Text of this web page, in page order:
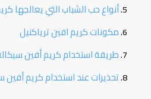
أنواع حب الشباب التي يعالجها
مكونات كريم افين ترياكنيل
طريقة استخدام كريم أفين
تحذيرات عند استخدام كريم أفين